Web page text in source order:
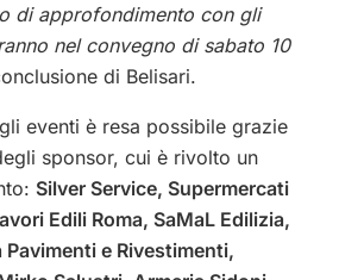
di approfondimento con gli
nel convegno di sabato 10
di Belisari.
eventi è resa possibile grazie
sponsor, cui è rivolto un
Silver Service, Supermercati
Edili Roma, SaMaL Edilizia,
Pavimenti e Rivestimenti,